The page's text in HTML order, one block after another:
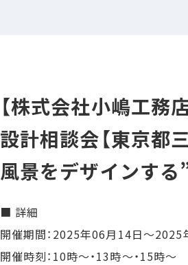
【株式会社小嶋工務店
設計相談会【東京都
風景をデザインする
■ 詳細
開催期間：2025年06月14日～2025
開催時刻：10時～・13時〜・15時〜